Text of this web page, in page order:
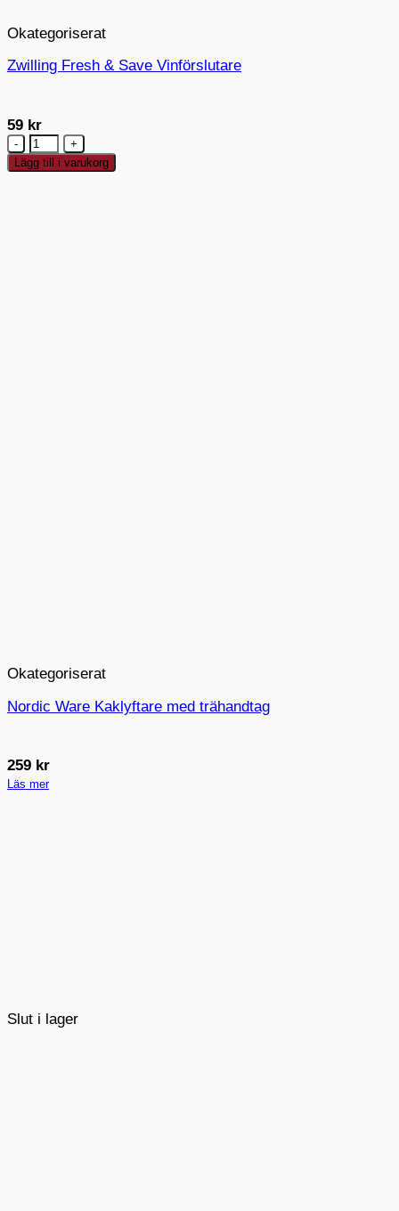
Okategoriserat
Zwilling Fresh & Save Vinförslutare
59 kr
Zwilling
Fresh
&
Lägg till i varukorg
Slut i lager
Okategoriserat
Nordic Ware Kaklyftare med trähandtag
259 kr
Läs mer